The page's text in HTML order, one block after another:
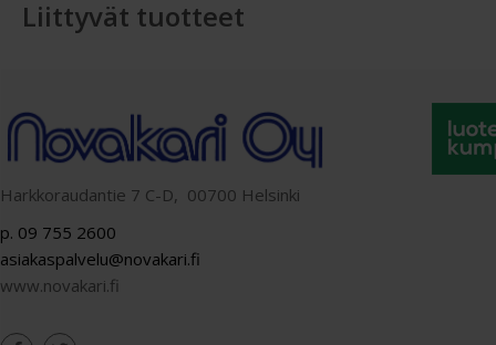
Liittyvät tuotteet
Harkkoraudantie 7 C-D, 00700 Helsinki
p. 09 755 2600
asiakaspalvelu@novakari.fi
www.novakari.fi